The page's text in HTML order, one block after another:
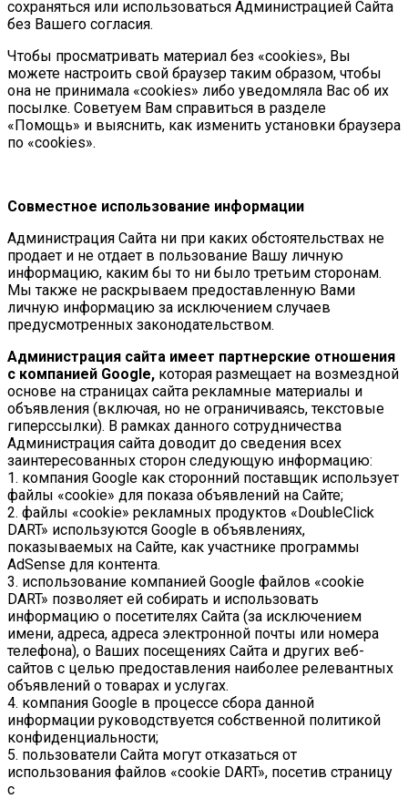
сохраняться или использоваться Администрацией Сайта
без Вашего согласия.
Чтобы просматривать материал без «cookies», Вы
можете настроить свой браузер таким образом, чтобы
она не принимала «cookies» либо уведомляла Вас об их
посылке. Советуем Вам справиться в разделе
«Помощь» и выяснить, как изменить установки браузера
по «cookies».
Совместное использование информации
Администрация Сайта ни при каких обстоятельствах не
продает и не отдает в пользование Вашу личную
информацию, каким бы то ни было третьим сторонам.
Мы также не раскрываем предоставленную Вами
личную информацию за исключением случаев
предусмотренных законодательством.
Администрация сайта имеет партнерские отношения
с компанией Google, которая размещает на возмездной
основе на страницах сайта рекламные материалы и
объявления (включая, но не ограничиваясь, текстовые
гиперссылки). В рамках данного сотрудничества
Администрация сайта доводит до сведения всех
заинтересованных сторон следующую информацию:
1. компания Google как сторонний поставщик использует
файлы «cookie» для показа объявлений на Сайте;
2. файлы «cookie» рекламных продуктов «DoubleClick
DART» используются Google в объявлениях,
показываемых на Сайте, как участнике программы
AdSense для контента.
3. использование компанией Google файлов «cookie
DART» позволяет ей собирать и использовать
информацию о посетителях Сайта (за исключением
имени, адреса, адреса электронной почты или номера
телефона), о Ваших посещениях Сайта и других веб-
сайтов с целью предоставления наиболее релевантных
объявлений о товарах и услугах.
4. компания Google в процессе сбора данной
информации руководствуется собственной политикой
конфиденциальности;
5. пользователи Сайта могут отказаться от
использования файлов «cookie DART», посетив страницу
с